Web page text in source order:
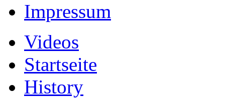
Impressum
Videos
Startseite
History